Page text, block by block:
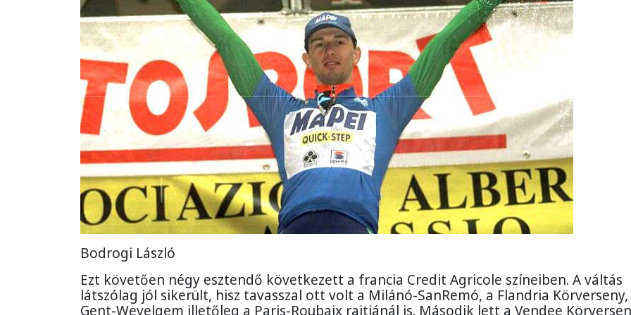
Bodrogi László
Ezt követően négy esztendő következett a francia Credit Agricole színeiben. A váltás
látszólag jól sikerült, hisz tavasszal ott volt a Milánó-SanRemó, a Flandria Körverseny,
Gent-Wevelgem illetőleg a Paris-Roubaix rajtjánál is. Második lett a Vendee